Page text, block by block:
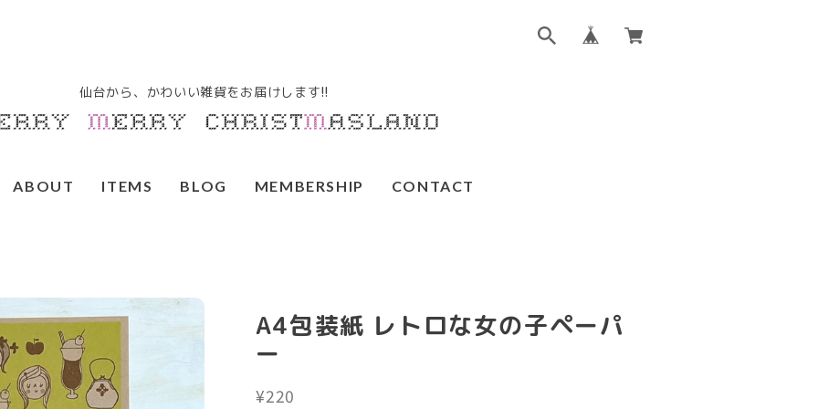
ABOUT ITEMS BLOG MEMBERSHIP CONTACT
A4包装紙 レトロな女の子ペーパ
ー
¥220